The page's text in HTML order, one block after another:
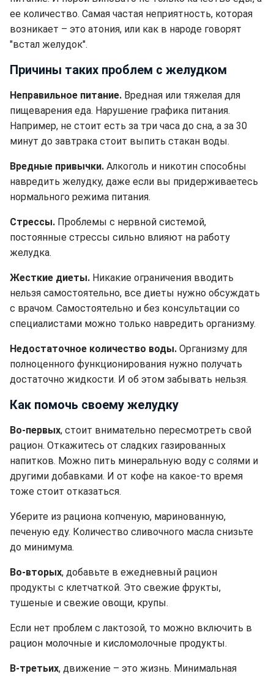
ее количество. Самая частая неприятность, которая
возникает – это атония, или как в народе говорят
"встал желудок".
Причины таких проблем с желудком
Неправильное питание. Вредная или тяжелая для
пищеварения еда. Нарушение графика питания.
Например, не стоит есть за три часа до сна, а за 30
минут до завтрака стоит выпить стакан воды.
Вредные привычки. Алкоголь и никотин способны
навредить желудку, даже если вы придерживаетесь
нормального режима питания.
Стрессы. Проблемы с нервной системой,
постоянные стрессы сильно влияют на работу
желудка.
Жесткие диеты. Никакие ограничения вводить
нельзя самостоятельно, все диеты нужно обсуждать
с врачом. Самостоятельно и без консультации со
специалистами можно только навредить организму.
Недостаточное количество воды. Организму для
полноценного функционирования нужно получать
достаточно жидкости. И об этом забывать нельзя.
Как помочь своему желудку
Во-первых, стоит внимательно пересмотреть свой
рацион. Откажитесь от сладких газированных
напитков. Можно пить минеральную воду с солями и
другими добавками. И от кофе на какое-то время
тоже стоит отказаться.
Уберите из рациона копченую, маринованную,
печеную еду. Количество сливочного масла снизьте
до минимума.
Во-вторых, добавьте в ежедневный рацион
продукты с клетчаткой. Это свежие фрукты,
тушеные и свежие овощи, крупы.
Если нет проблем с лактозой, то можно включить в
рацион молочные и кисломолочные продукты.
В-третьих, движение – это жизнь. Минимальная